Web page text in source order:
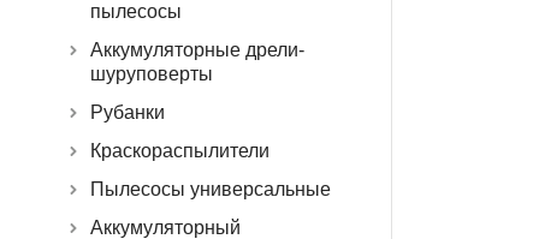
пылесосы
Аккумуляторные дрели-
шуруповерты
Рубанки
Краскораспылители
Пылесосы универсальные
Аккумуляторный